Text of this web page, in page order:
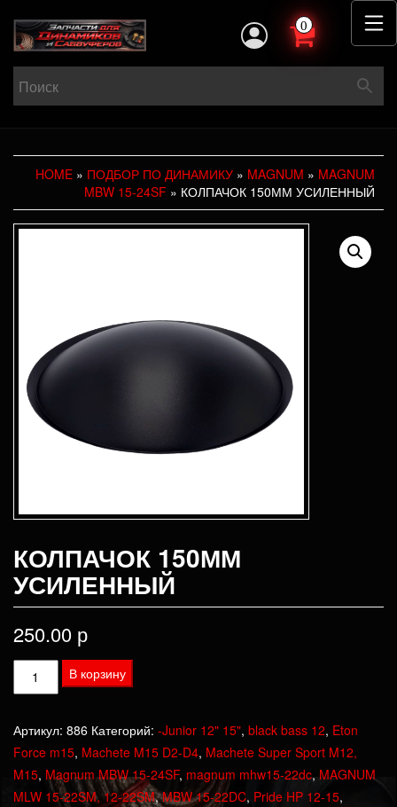
0
HOME » ПОДБОР ПО ДИНАМИКУ » MAGNUM » MAGNUM
MBW 15-24SF » КОЛПАЧОК 150ММ УСИЛЕННЫЙ
КОЛПАЧОК 150ММ
УСИЛЕННЫЙ
250.00 р
Количество
товара
150мм
усиленный
В корзину
Артикул: 886 Категорий: -Junior 12" 15", black bass 12, Eton
Force m15, Machete M15 D2-D4, Machete Super Sport M12,
M15, Magnum MBW 15-24SF, magnum mhw15-22dc, MAGNUM
MLW 15-22SM, 12-22SM,MBW 15-22DC, Pride HP 12-15,